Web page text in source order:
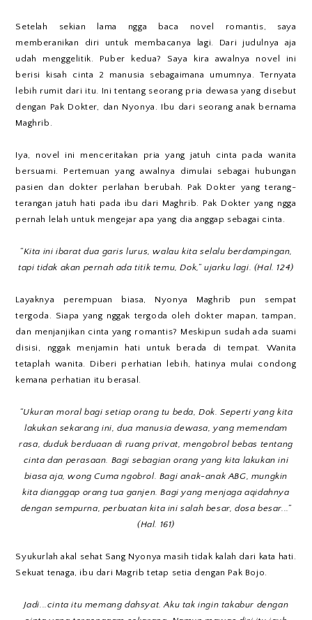
Setelah sekian lama ngga baca novel romantis, saya
memberanikan diri untuk membacanya lagi. Dari judulnya aja
udah menggelitik. Puber kedua? Saya kira awalnya novel ini
berisi kisah cinta 2 manusia sebagaimana umumnya. Ternyata
lebih rumit dari itu. Ini tentang seorang pria dewasa yang disebut
dengan Pak Dokter, dan Nyonya. Ibu dari seorang anak bernama
Maghrib.
Iya, novel ini menceritakan pria yang jatuh cinta pada wanita
bersuami. Pertemuan yang awalnya dimulai sebagai hubungan
pasien dan dokter perlahan berubah. Pak Dokter yang terang-
terangan jatuh hati pada ibu dari Maghrib. Pak Dokter yang ngga
pernah lelah untuk mengejar apa yang dia anggap sebagai cinta.
“Kita ini ibarat dua garis lurus, walau kita selalu berdampingan,
tapi tidak akan pernah ada titik temu, Dok,” ujarku lagi. (Hal. 124)
Layaknya perempuan biasa, Nyonya Maghrib pun sempat
tergoda. Siapa yang nggak tergoda oleh dokter mapan, tampan,
dan menjanjikan cinta yang romantis? Meskipun sudah ada suami
disisi, nggak menjamin hati untuk berada di tempat. Wanita
tetaplah wanita. Diberi perhatian lebih, hatinya mulai condong
kemana perhatian itu berasal.
“Ukuran moral bagi setiap orang tu beda, Dok. Seperti yang kita
lakukan sekarang ini, dua manusia dewasa, yang memendam
rasa, duduk berduaan di ruang privat, mengobrol bebas tentang
cinta dan perasaan. Bagi sebagian orang yang kita lakukan ini
biasa aja, wong Cuma ngobrol. Bagi anak-anak ABG, mungkin
kita dianggap orang tua ganjen. Bagi yang menjaga aqidahnya
dengan sempurna, perbuatan kita ini salah besar, dosa besar...”
(Hal. 161)
Syukurlah akal sehat Sang Nyonya masih tidak kalah dari kata hati.
Sekuat tenaga, ibu dari Magrib tetap setia dengan Pak Bojo.
Jadi...cinta itu memang dahsyat. Aku tak ingin takabur dengan